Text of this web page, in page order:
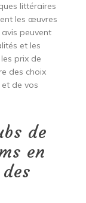
littéraires
les œuvres
peuvent
et les
prix de
des choix
de vos
de
en